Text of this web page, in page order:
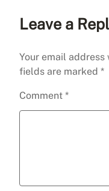
Leave a
Your email
fields are marked *
Comment *